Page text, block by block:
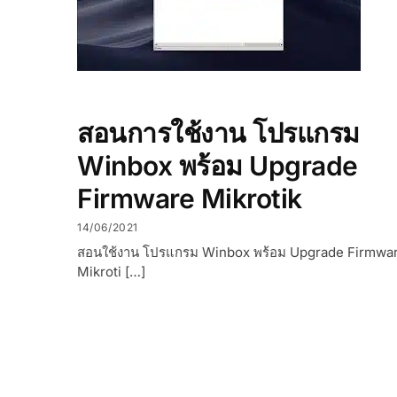
สอนการใช้งาน โปรแกรม
Winbox พร้อม Upgrade
Firmware Mikrotik
14/06/2021
สอนใช้งาน โปรแกรม Winbox พร้อม Upgrade
Mikroti […]